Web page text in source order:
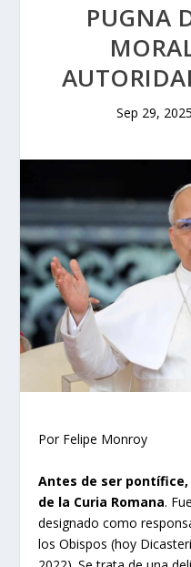
PUGNA
Sep 29, 2025
Por Felipe Monroy
Antes de ser pontífice,
de la Curia Romana.
designado como
los Obispos (hoy